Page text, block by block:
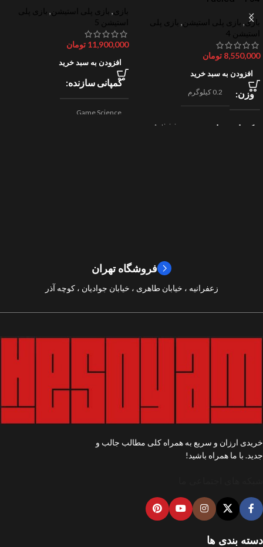
بازی, بازی پلی استیشن , بازی پلی
استیشن 4
8,550,000 تومان
افزودن به سبد خرید
وزن 0.2 کیلوگرم
کمپانی سازنده
Activision
بازی, بازی پلی استیشن , بازی پلی
استیشن 5
11,900,000 تومان
افزودن به سبد خرید
کمپانی سازنده
Game Science
فروشگاه تهران
زعفرانیه ، خیابان طاهری ، خیابان جوادیان ، کوچه آذر
خریدی ارزان و سریع به همراه کلی مطالب جالب و
جدید. با ما همراه باشید!
دسته بندی ها